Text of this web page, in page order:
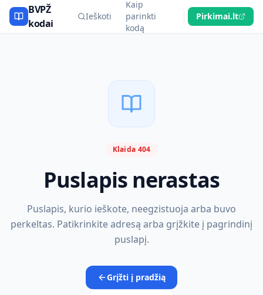
BVPŽ
kodai
Ieškoti
Kaip
parinkti
kodą
Pirkimai.lt
Klaida 404
Puslapis nerastas
Puslapis, kurio ieškote, neegzistuoja arba buvo
perkeltas. Patikrinkite adresą arba grįžkite į pagrindinį
puslapį.
Grįžti į pradžią